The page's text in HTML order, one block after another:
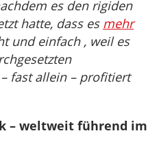
es den rigiden
hatte, dass es mehr
und einfach , weil es
fast allein – profitiert
– weltweit führend im